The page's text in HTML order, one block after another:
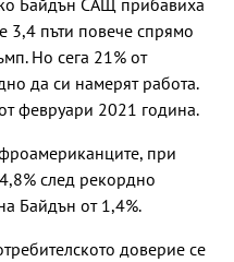
Байдън САЩ прибавиха
3,4 пъти повече спрямо
Но сега 21% от
да си намерят работа.
февруари 2021 година.
при
след рекордно
Байдън от 1,4%.
доверие се